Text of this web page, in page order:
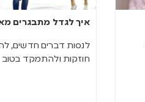
איך לגדל מתבגרים
לנסות דברים חדשים,
חוזקות ולהתמקד בטוב